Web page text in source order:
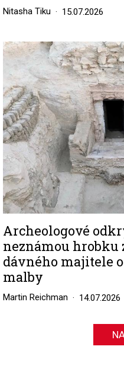
Nitasha Tiku 15.07.2026
Image
Archeologové
neznámou hrobku
dávného majitele
malby
Martin Reichman 14.07.2026